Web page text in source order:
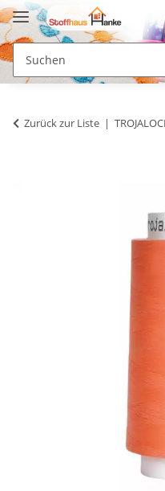
Zurück zur Liste